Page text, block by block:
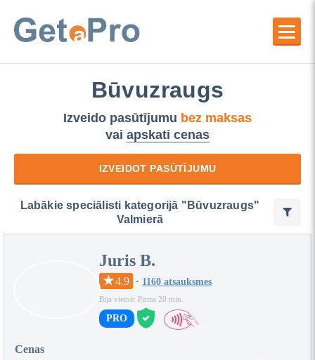
Būvuzraugs
Izveido pasūtījumu bez maksas
vai apskati cenas
IZVEIDOT PASŪTĪJUMU
Labākie speciālisti kategorijā "Būvuzraugs"
Valmierā
Juris B.
4.9 · 1160 atsauksmes
Bija vietnē: Pirms 20 min.
PRO
Cenas